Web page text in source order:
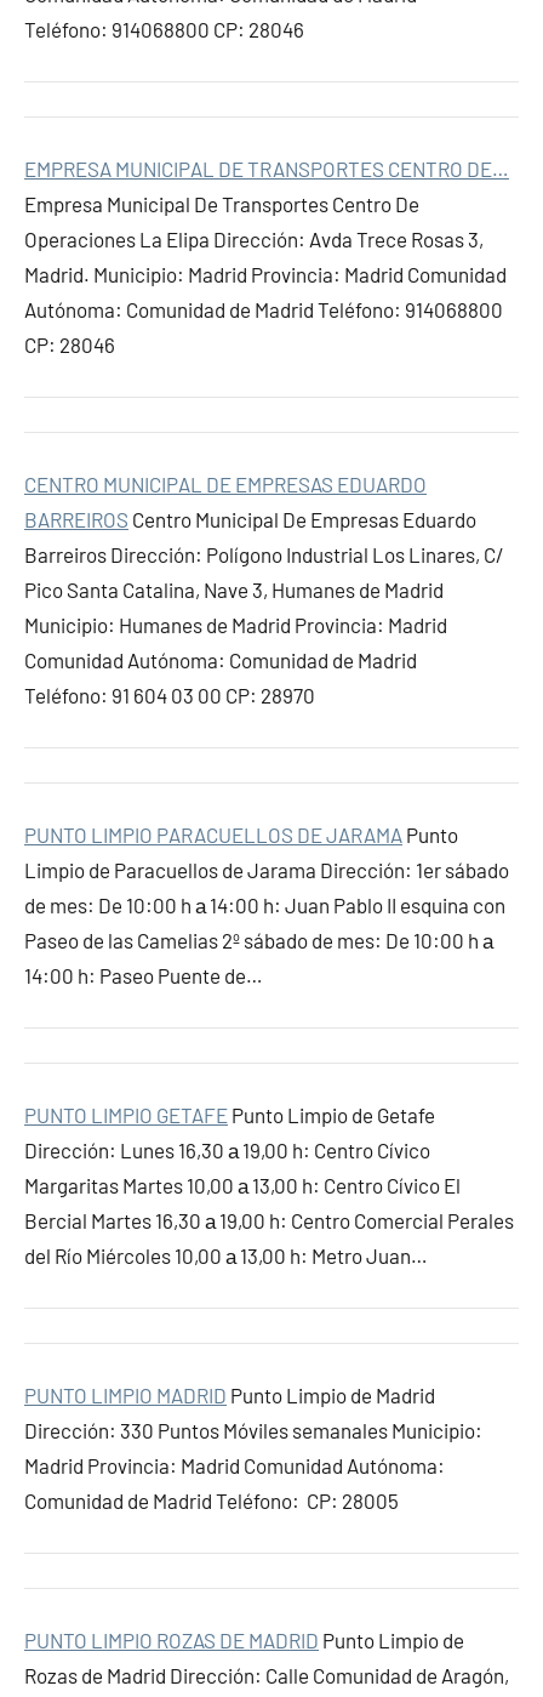
Teléfono: 914068800 CP: 28046
EMPRESA MUNICIPAL DE TRANSPORTES CENTRO DE…
Empresa Municipal De Transportes Centro De
Operaciones La Elipa Dirección: Avda Trece Rosas 3,
Madrid. Municipio: Madrid Provincia: Madrid Comunidad
Autónoma: Comunidad de Madrid Teléfono: 914068800
CP: 28046
CENTRO MUNICIPAL DE EMPRESAS EDUARDO
BARREIROS Centro Municipal De Empresas Eduardo
Barreiros Dirección: Polígono Industrial Los Linares, C/
Pico Santa Catalina, Nave 3, Humanes de Madrid
Municipio: Humanes de Madrid Provincia: Madrid
Comunidad Autónoma: Comunidad de Madrid
Teléfono: 91 604 03 00 CP: 28970
PUNTO LIMPIO PARACUELLOS DE JARAMA Punto
Limpio de Paracuellos de Jarama Dirección: 1er sábado
de mes: De 10:00 h а 14:00 h: Juan Pablo II esquina con
Paseo de las Camelias 2º sábado de mes: De 10:00 h а
14:00 h: Paseo Puente de…
PUNTO LIMPIO GETAFE Punto Limpio de Getafe
Dirección: Lunes 16,30 а 19,00 h: Centro Cívico
Margaritas Martes 10,00 а 13,00 h: Centro Cívico El
Bercial Martes 16,30 а 19,00 h: Centro Comercial Perales
del Río Miércoles 10,00 а 13,00 h: Metro Juan…
PUNTO LIMPIO MADRID Punto Limpio de Madrid
Dirección: 330 Puntos Móviles semanales Municipio:
Madrid Provincia: Madrid Comunidad Autónoma:
Comunidad de Madrid Teléfono: CP: 28005
PUNTO LIMPIO ROZAS DE MADRID Punto Limpio de
Rozas de Madrid Dirección: Calle Comunidad de Aragón,